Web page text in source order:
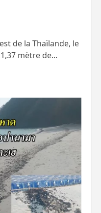
de la Thaïlande, le
mètre de...